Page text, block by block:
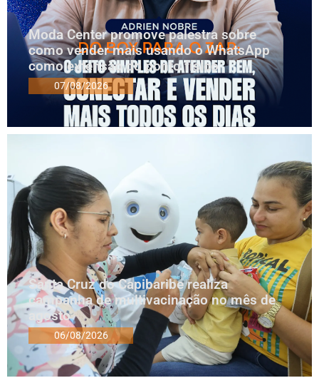
Moda Center promove palestra sobre
como vender mais usando o WhatsApp
como extensão do ponto físico
07/08/2026
Santa Cruz do Capibaribe realiza
campanha de multivacinação no mês de
agosto
06/08/2026